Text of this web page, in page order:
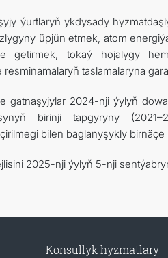
ýurtlaryň ykdysady
üpjün etmek, atom
getirmek, tokaý hojalygy
taslamalaryna
gatnaşyjylar 2024-nji ýylyň
birinji tapgyryny
bilen baglanyşykly birnäçe
2025-nji ýylyň 5-nji
Konsullyk hyzmatlary